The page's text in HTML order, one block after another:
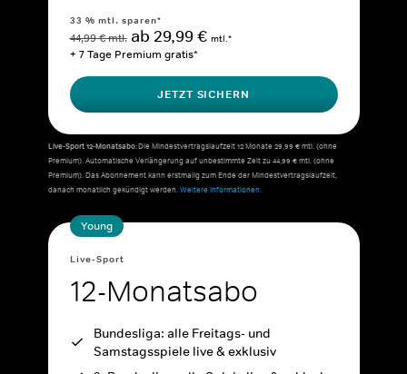
33 % mtl. sparen*
44,99 € mtl. ab 29,99 € mtl.*
+ 7 Tage Premium gratis*
JETZT SICHERN
Live-Sport 12-Monatsabo:Die Mindestvertragslaufzeit 12 Monate 29,99 € mtl. (ohne
Premium). Automatische Verlängerung auf unbestimmte Zeit zu 44,99 € mtl. (ohne
Premium). Das Abonnement kann erstmalig zum Ende der Mindestvertragslaufzeit,
danach monatlich gekündigt werden.Weitere Informationen.
Young
Live-Sport
12-Monatsabo
Bundesliga: alle Freitags- und
Samstagsspiele live & exklusiv